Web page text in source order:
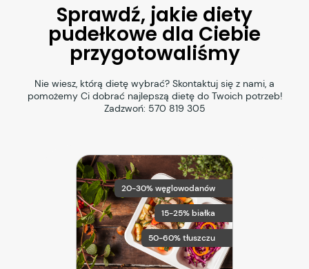
Sprawdź, jakie diety
pudełkowe dla Ciebie
przygotowaliśmy
Nie wiesz, którą dietę wybrać? Skontaktuj się z nami, a
pomożemy Ci dobrać najlepszą dietę do Twoich potrzeb!
Zadzwoń: 570 819 305
20-30% węglowodanów
15-25% białka
50-60% tłuszczu